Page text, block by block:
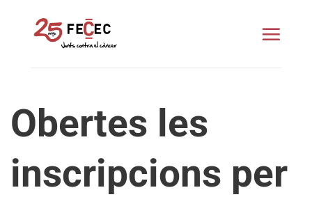
Obertes les
inscripcions per